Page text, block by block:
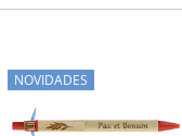
NOVIDADES